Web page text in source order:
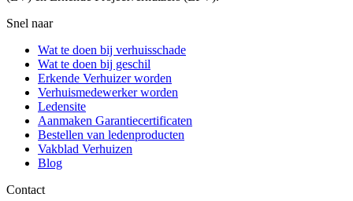
Snel naar
Wat te doen bij verhuisschade
Wat te doen bij geschil
Erkende Verhuizer worden
Verhuismedewerker worden
Ledensite
Aanmaken Garantiecertificaten
Bestellen van ledenproducten
Vakblad Verhuizen
Blog
Contact